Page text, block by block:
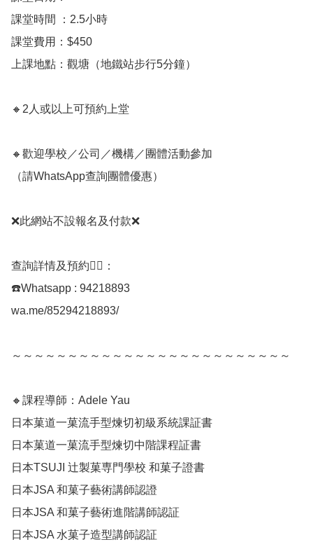
課堂時間 ：2.5小時
課堂費用：$450
上課地點：觀塘（地鐵站步行5分鐘）
🔸2人或以上可預約上堂
🔸歡迎學校／公司／機構／團體活動參加
（請WhatsApp查詢團體優惠）
❌此網站不設報名及付款❌
查詢詳情及預約👇🏻：
☎️Whatsapp : 94218893
wa.me/85294218893/
～～～～～～～～～～～～～～～～～～～～～～～～～
🔸課程導師：Adele Yau
日本菓道一菓流手型煉切初級系統課証書
日本菓道一菓流手型煉切中階課程証書
日本TSUJI 辻製菓専門學校 和菓子證書
日本JSA 和菓子藝術講師認證
日本JSA 和菓子藝術進階講師認証
日本JSA 水菓子造型講師認証